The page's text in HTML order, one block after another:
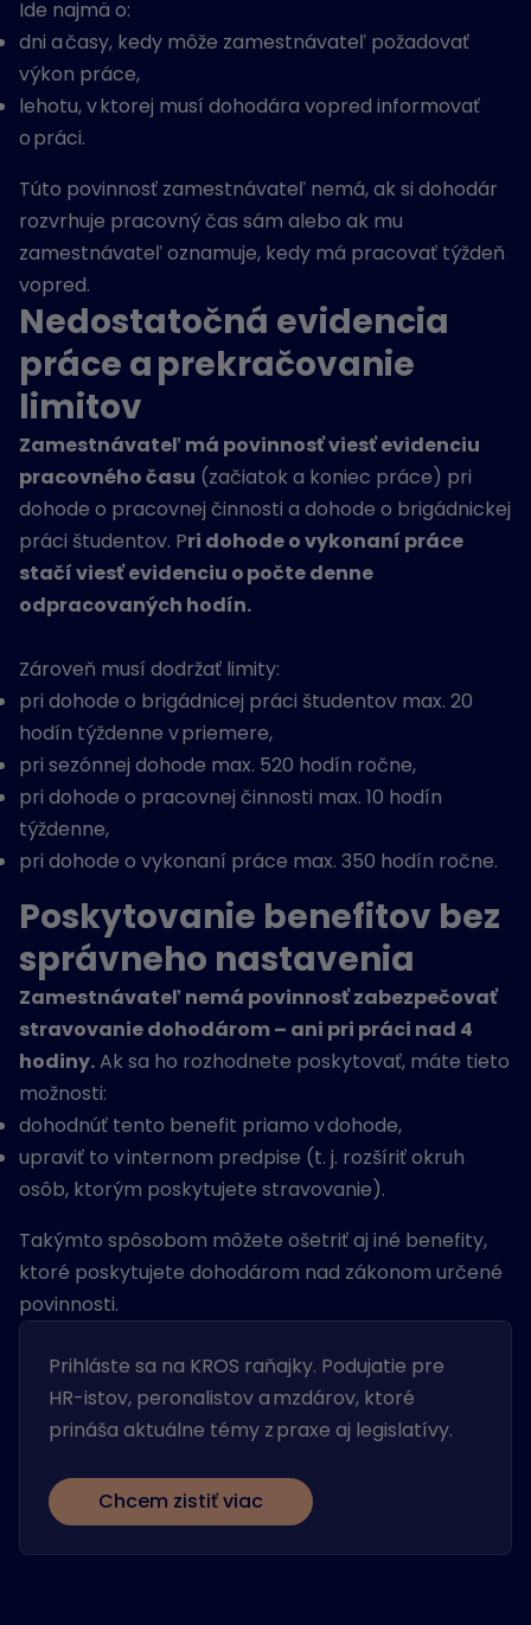
Ide najmä o:
dni a časy, kedy môže zamestnávateľ požadovať
výkon práce,
lehotu, v ktorej musí dohodára vopred informovať
o práci.
Túto povinnosť zamestnávateľ nemá, ak si dohodár
rozvrhuje pracovný čas sám alebo ak mu
zamestnávateľ oznamuje, kedy má pracovať týždeň
vopred.
Nedostatočná evidencia
práce a prekračovanie
limitov
Zamestnávateľ má povinnosť viesť evidenciu
pracovného času (začiatok a koniec práce) pri
dohode o pracovnej činnosti a dohode o brigádnickej
práci študentov. Pri dohode o vykonaní práce
stačí viesť evidenciu o počte denne
odpracovaných hodín.
Zároveň musí dodržať limity:
pri dohode o brigádnicej práci študentov max. 20
hodín týždenne v priemere,
pri sezónnej dohode max. 520 hodín ročne,
pri dohode o pracovnej činnosti max. 10 hodín
týždenne,
pri dohode o vykonaní práce max. 350 hodín ročne.
Poskytovanie benefitov bez
správneho nastavenia
Zamestnávateľ nemá povinnosť zabezpečovať
stravovanie dohodárom – ani pri práci nad 4
hodiny.Ak sa ho rozhodnete poskytovať, máte tieto
možnosti:
dohodnúť tento benefit priamo v dohode,
upraviť to v internom predpise (t. j. rozšíriť okruh
osôb, ktorým poskytujete stravovanie).
Takýmto spôsobom môžete ošetriť aj iné benefity,
ktoré poskytujete dohodárom nad zákonom určené
povinnosti.
Prihláste sa na KROS raňajky. Podujatie pre
HR-istov, peronalistov a mzdárov, ktoré
prináša aktuálne témy z praxe aj legislatívy.
Chcem zistiť viac